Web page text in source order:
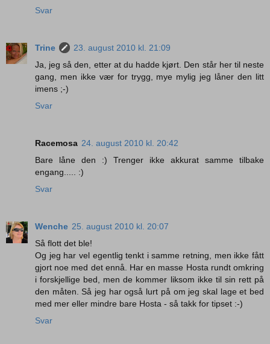
Svar
Trine
23. august 2010 kl. 21:09
Ja, jeg så den, etter at du hadde kjørt. Den står her til neste
gang, men ikke vær for trygg, mye mylig jeg låner den litt
imens ;-)
Svar
Racemosa 24. august 2010 kl. 20:42
Bare låne den :) Trenger ikke akkurat samme tilbake
engang..... :)
Svar
Wenche 25. august 2010 kl. 20:07
Så flott det ble!
Og jeg har vel egentlig tenkt i samme retning, men ikke fått
gjort noe med det ennå. Har en masse Hosta rundt omkring
i forskjellige bed, men de kommer liksom ikke til sin rett på
den måten. Så jeg har også lurt på om jeg skal lage et bed
med mer eller mindre bare Hosta - så takk for tipset :-)
Svar